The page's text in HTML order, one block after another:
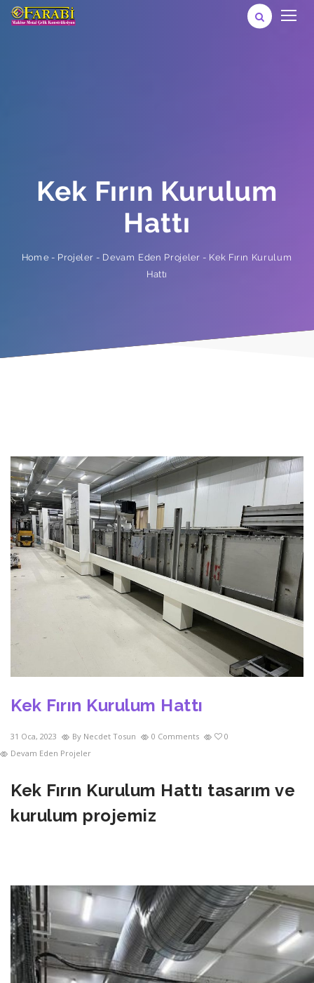
Kek Fırın Kurulum
Hattı
Home- Projeler - Devam Eden Projeler - Kek Fırın Kurulum
Hattı
Kek Fırın Kurulum Hattı
31 Oca, 2023 By Necdet Tosun 0 Comments
0
Devam Eden Projeler
Kek Fırın Kurulum Hattı tasarım ve
kurulum projemiz